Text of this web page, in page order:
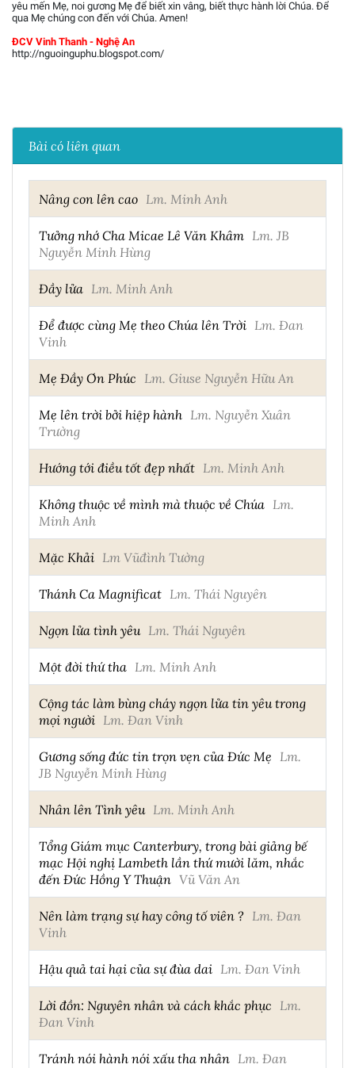
yêu mến Mẹ, noi gương Mẹ để biết xin vâng, biết thực hành lời Chúa. Để
qua Mẹ chúng con đến với Chúa. Amen!
ĐCV Vinh Thanh - Nghệ An
http://nguoinguphu.blogspot.com/
Bài có liên quan
Nâng con lên cao Lm. Minh Anh
Tưởng nhớ Cha Micae Lê Văn Khâm Lm. JB
Nguyễn Minh Hùng
Đầy lửa Lm. Minh Anh
Để được cùng Mẹ theo Chúa lên Trời Lm. Đan
Vinh
Mẹ Đầy Ơn Phúc Lm. Giuse Nguyễn Hữu An
Mẹ lên trời bởi hiệp hành Lm. Nguyễn Xuân
Trường
Hướng tới điều tốt đẹp nhất Lm. Minh Anh
Không thuộc về mình mà thuộc về Chúa Lm.
Minh Anh
Mặc Khải Lm Vũđình Tường
Thánh Ca Magnificat Lm. Thái Nguyên
Ngọn lửa tình yêu Lm. Thái Nguyên
Một đời thứ tha Lm. Minh Anh
Cộng tác làm bùng cháy ngọn lửa tin yêu trong
mọi người Lm. Đan Vinh
Gương sống đức tin trọn vẹn của Đức Mẹ Lm.
JB Nguyễn Minh Hùng
Nhân lên Tình yêu Lm. Minh Anh
Tổng Giám mục Canterbury, trong bài giảng bế
mạc Hội nghị Lambeth lần thứ mười lăm, nhắc
đến Đức Hồng Y Thuận Vũ Văn An
Nên làm trạng sự hay công tố viên ? Lm. Đan
Vinh
Hậu quả tai hại của sự đùa dai Lm. Đan Vinh
Lời đồn: Nguyên nhân và cách khắc phục Lm.
Đan Vinh
Tránh nói hành nói xấu tha nhân Lm. Đan